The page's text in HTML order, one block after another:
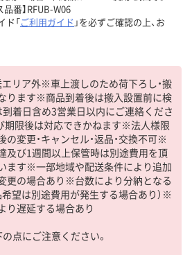
番】RFUB-W06
ド「ご利用ガイド 」を必ずご確認の上、お
リア外※車上渡しのため荷下ろし・搬
ります※商品到着後は搬入設置前に検
到着日含め3営業日以内にご連絡くださ
期限後は対応できかねます※法人様限
変更・キャンセル・返品・交換不可※
及び1週間以上保管時は別途費用を頂
ます※一部地域や配送条件により追加
更の場合あり※台数により分納となる
希望は別途費用が発生する場合あり）※
り遅延する場合あり
点にご注意ください。